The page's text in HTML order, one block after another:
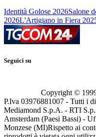
Identità Golose 2026Salone
2026L'Artigiano in Fiera
Seguici su
Copyright ©
P.Iva 03976881007 - Tutti i
Mediamond S.p.A. - RTI
Amsterdam (Paesi Bassi) -
Monzese (MI)Rispetto ai